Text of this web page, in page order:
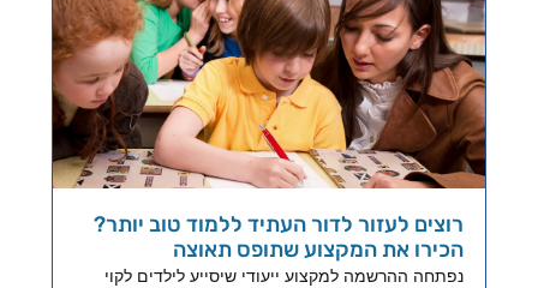
רוצים לעזור לדור העתיד ללמוד טוב יותר?
הכירו את המקצוע שתופס תאוצה
נפתחה ההרשמה למקצוע ייעודי שיסייע לילדים לקוי